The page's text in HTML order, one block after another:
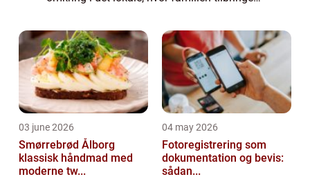
tage fat i. Dog skal m...
03 june 2026
Smørrebrød Ålborg
klassisk håndmad med
moderne tw...
04 may 2026
Fotoregistrering som
dokumentation og bevis:
sådan...